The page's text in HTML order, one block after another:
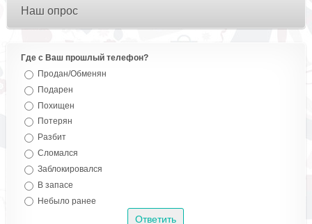
Наш опрос
Где с Ваш прошлый телефон?
Продан/Обменян
Подарен
Похищен
Потерян
Разбит
Сломался
Заблокировался
В запасе
Небыло ранее